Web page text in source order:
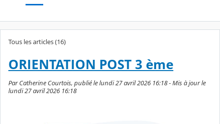
Tous les articles (16)
ORIENTATION POST 3 ème
Par Catherine Courtois, publié le lundi 27 avril 2026 16:18 - Mis à jour le
lundi 27 avril 2026 16:18